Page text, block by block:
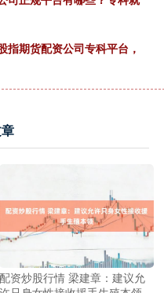
指期货配资公司专科平台，
配资炒股行情 梁建章：建议允